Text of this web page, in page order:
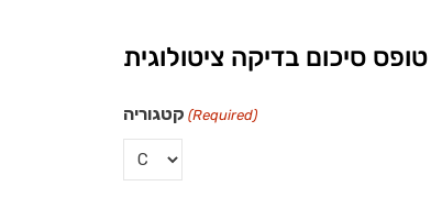
טופס סיכום בדיקה ציטולוגית
קטגוריה (Required)